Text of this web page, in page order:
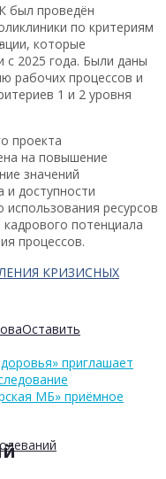
КРИЗИСНЫХ
был проведён
по критериям
которые
с 2025 года. Были даны
рабочих процессов и
1 и 2 уровня
проекта
на повышение
значений
и доступности
ресурсов
потенциала
процессов.
Оставить
приглашает
МБ» приёмное